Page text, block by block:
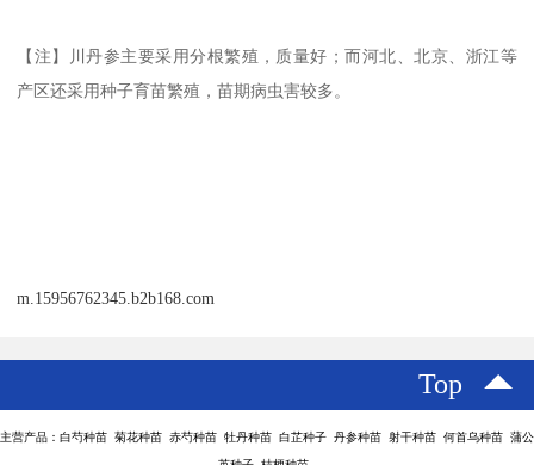
【注】川丹参主要采用分根繁殖，质量好；而河北、北京、浙江等
产区还采用种子育苗繁殖，苗期病虫害较多。
m.15956762345.b2b168.com
Top
主营产品：白芍种苗 菊花种苗 赤芍种苗 牡丹种苗 白芷种子 丹参种苗 射干种苗 何首乌种苗 蒲公